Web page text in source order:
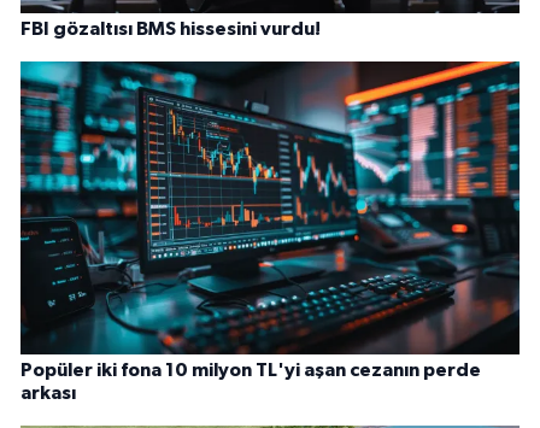
FBI gözaltısı BMS hissesini vurdu!
Popüler iki fona 10 milyon TL'yi aşan cezanın perde
arkası